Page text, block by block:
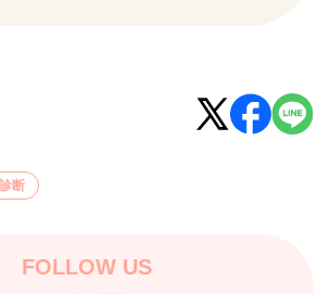
断
FOLLOW US